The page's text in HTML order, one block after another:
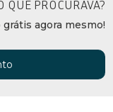
QUE PROCURAVA?
agora mesmo!